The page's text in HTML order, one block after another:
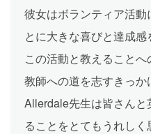
彼女はボランティア活
とに大きな喜びと達成感
この活動と教えること
教師への道を志すきっか
Allerdale先生は皆さんと
ることをとてもうれしく